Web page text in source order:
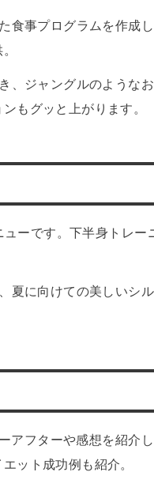
食事プログラムを作成
、ジャングルのような
もグッと上がります。
ーです。下半身トレー
夏に向けての美しいシ
アフターや感想を紹介
ット成功例も紹介。